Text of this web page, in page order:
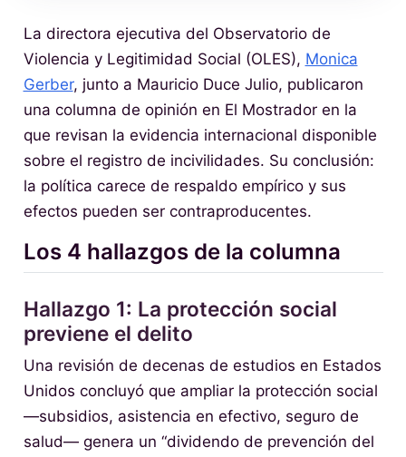
La directora ejecutiva del Observatorio de
Violencia y Legitimidad Social (OLES), Monica
Gerber, junto a Mauricio Duce Julio, publicaron
una columna de opinión en El Mostrador en la
que revisan la evidencia internacional disponible
sobre el registro de incivilidades. Su conclusión:
la política carece de respaldo empírico y sus
efectos pueden ser contraproducentes.
Los 4 hallazgos de la columna
Hallazgo 1: La protección social
previene el delito
Una revisión de decenas de estudios en Estados
Unidos concluyó que ampliar la protección social
—subsidios, asistencia en efectivo, seguro de
salud— genera un “dividendo de prevención del